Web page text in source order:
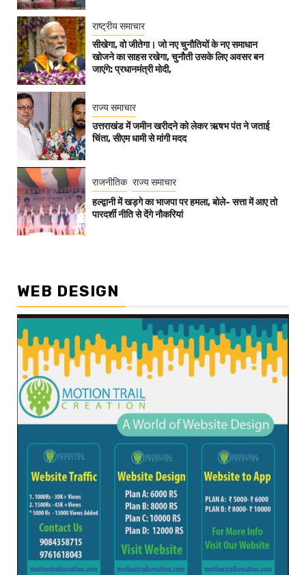
राष्ट्रीय समाचार
सीखेगा, वो जीतेगा। जो नए चुनौतियों के नए समाधान
खोजने का साहस रखेगा, चुनौती उसके लिए अवसर बन
जाएंगे: प्रधानमंत्री मोदी,
राज्य समाचार
उत्तराखंड में जमीन खरीदने को लेकर ऋषभ पंत ने जताई
चिंता, सीएम धामी से मांगी मदद
राजनीतिक राज्य समाचार
हल्द्वानी में खड़गे का भाजपा पर हमला, बोले- सत्ता में आए तो
पारदर्शी नीति से देंगे नौकरियां
WEB DESIGN